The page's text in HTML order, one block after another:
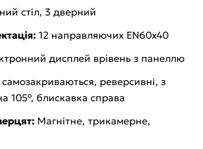
стіл, 3 дверний
12 направляючих EN60x40
дисплей врівень з панеллю
самозакриваються, реверсивні, з
105°, блискавка справа
Магнітне, трикамерне,